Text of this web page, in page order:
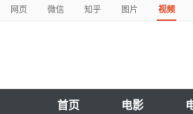
网页 微信 知乎 图片 视频
首页 电影